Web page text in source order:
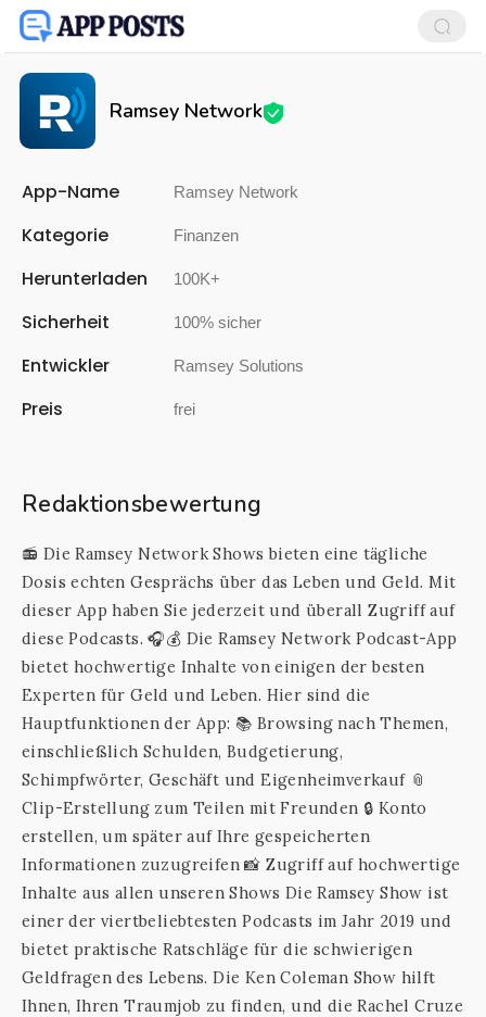
Ramsey Network
App-Name Ramsey Network
Kategorie Finanzen
Herunterladen 100K+
Sicherheit 100% sicher
Entwickler Ramsey Solutions
Preis frei
Redaktionsbewertung
📻 Die Ramsey Network Shows bieten eine tägliche
Dosis echten Gesprächs über das Leben und Geld. Mit
dieser App haben Sie jederzeit und überall Zugriff auf
diese Podcasts. 🎧💰 Die Ramsey Network Podcast-App
bietet hochwertige Inhalte von einigen der besten
Experten für Geld und Leben. Hier sind die
Hauptfunktionen der App: 📚 Browsing nach Themen,
einschließlich Schulden, Budgetierung,
Schimpfwörter, Geschäft und Eigenheimverkauf 📎
Clip-Erstellung zum Teilen mit Freunden 🔒 Konto
erstellen, um später auf Ihre gespeicherten
Informationen zuzugreifen 📸 Zugriff auf hochwertige
Inhalte aus allen unseren Shows Die Ramsey Show ist
einer der viertbeliebtesten Podcasts im Jahr 2019 und
bietet praktische Ratschläge für die schwierigen
Geldfragen des Lebens. Die Ken Coleman Show hilft
Ihnen, Ihren Traumjob zu finden, und die Rachel Cruze